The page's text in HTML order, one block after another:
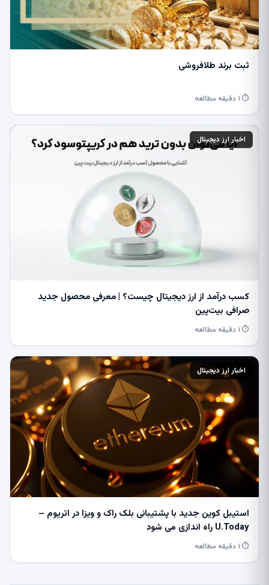
ثبت برند طلافروشی
⏱ ۱ دقیقه مطالعه
اخبار ارز دیجیتال
کسب درآمد از ارز دیجیتال چیست؟ | معرفی محصول جدید
صرافی بیت‌پین
⏱ ۱ دقیقه مطالعه
اخبار ارز دیجیتال
استیبل کوین جدید با پشتیبانی بلک راک و ویزا در اتریوم –
U.Today راه اندازی می شود
⏱ ۱ دقیقه مطالعه